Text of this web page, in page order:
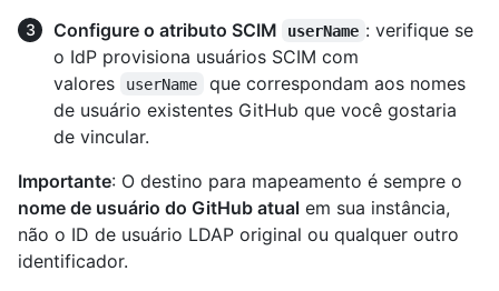
Configure o atributo SCIM
userName : verifique se
o IdP provisiona usuários SCIM com
valores
userName
que correspondam aos nomes
de usuário existentes GitHub que você gostaria
de vincular.
Importante: O destino para mapeamento é sempre o
nome de usuário do GitHub atual em sua instância,
não o ID de usuário LDAP original ou qualquer outro
identificador.